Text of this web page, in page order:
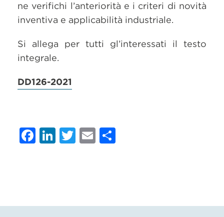
ne verifichi l’anteriorità e i criteri di novità
inventiva e applicabilità industriale.
Si allega per tutti gl’interessati il testo
integrale.
DD126-2021
Facebook
LinkedIn
Twitter
Email